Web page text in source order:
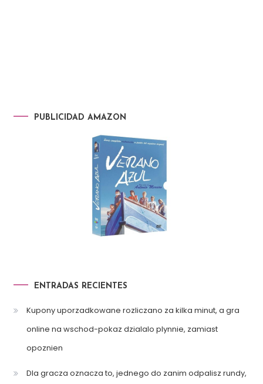
PUBLICIDAD AMAZON
ENTRADAS RECIENTES
Kupony uporzadkowane rozliczano za kilka minut, a gra
online na wschod-pokaz dzialalo plynnie, zamiast
opoznien
Dla gracza oznacza to, jednego do zanim odpalisz rundy,